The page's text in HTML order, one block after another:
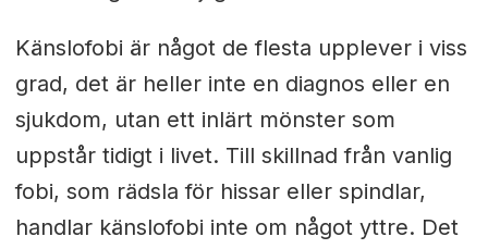
Känslofobi är något de flesta upplever i viss
grad, det är heller inte en diagnos eller en
sjukdom, utan ett inlärt mönster som
uppstår tidigt i livet. Till skillnad från vanlig
fobi, som rädsla för hissar eller spindlar,
handlar känslofobi inte om något yttre. Det